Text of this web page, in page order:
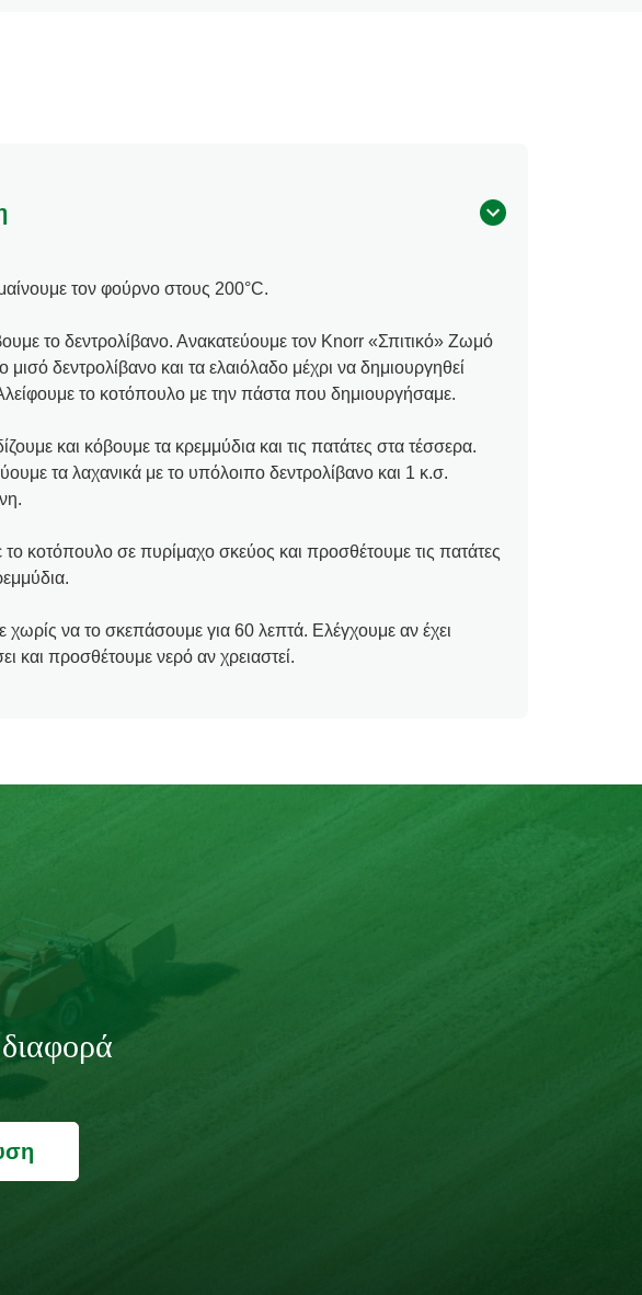
τον φούρνο στους 200°C.
το δεντρολίβανο. Ανακατεύουμε τον Knorr «Σπιτικό» Ζωμό
μισό δεντρολίβανο και τα ελαιόλαδο μέχρι να δημιουργηθεί
το κοτόπουλο με την πάστα που δημιουργήσαμε.
και κόβουμε τα κρεμμύδια και τις πατάτες στα τέσσερα.
τα λαχανικά με το υπόλοιπο δεντρολίβανο και 1 κ.σ.
το κοτόπουλο σε πυρίμαχο σκεύος και προσθέτουμε τις πατάτες
χωρίς να το σκεπάσουμε για 60 λεπτά. Ελέγχουμε αν έχει
και προσθέτουμε νερό αν χρειαστεί.